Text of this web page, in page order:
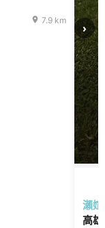
7.9 km
瀨媗
高
›